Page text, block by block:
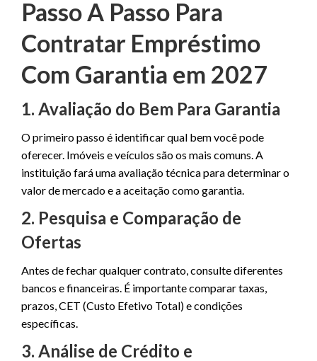
Passo A Passo Para
Contratar Empréstimo
Com Garantia em 2027
1. Avaliação do Bem Para Garantia
O primeiro passo é identificar qual bem você pode
oferecer. Imóveis e veículos são os mais comuns. A
instituição fará uma avaliação técnica para determinar o
valor de mercado e a aceitação como garantia.
2. Pesquisa e Comparação de
Ofertas
Antes de fechar qualquer contrato, consulte diferentes
bancos e financeiras. É importante comparar taxas,
prazos, CET (Custo Efetivo Total) e condições
específicas.
3. Análise de Crédito e